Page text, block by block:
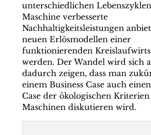
unterschiedlichen
Maschine verbesserte
Nachhaltigkeitsleistungen
neuen Erlösmodellen einer
funktionierenden
werden. Der Wandel wird sich
dadurch zeigen, dass man
einem Business Case auch
Case der ökologischen
Maschinen diskutieren wird.